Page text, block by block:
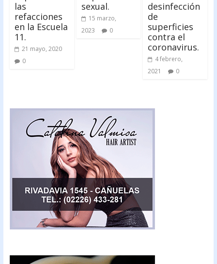
las
refacciones
en la Escuela
11.
21 mayo, 2020
0
sexual.
15 marzo,
2023
0
desinfección
de
superficies
contra el
coronavirus.
4 febrero,
2021
0